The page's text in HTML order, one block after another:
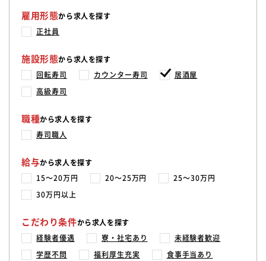
雇用形態から求人を探す
正社員
施設形態から求人を探す
回転寿司 カウンター寿司 居酒屋
高級寿司
職種から求人を探す
寿司職人
給与から求人を探す
15〜20万円 20〜25万円 25〜30万円
30万円以上
こだわり条件から求人を探す
経験者優遇 寮・社宅あり 未経験者歓迎
学歴不問 福利厚生充実 食事手当あり